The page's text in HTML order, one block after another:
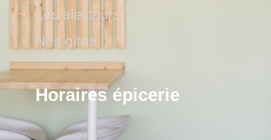
Les alentours
Nos gîtes
Horaires épicerie